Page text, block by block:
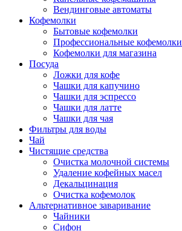
Вендинговые автоматы
Кофемолки
Бытовые кофемолки
Профессиональные кофемолки
Кофемолки для магазина
Посуда
Ложки для кофе
Чашки для капучино
Чашки для эспрессо
Чашки для латте
Чашки для чая
Фильтры для воды
Чай
Чистящие средства
Очистка молочной системы
Удаление кофейных масел
Декальцинация
Очистка кофемолок
Альтернативное заваривание
Чайники
Сифон